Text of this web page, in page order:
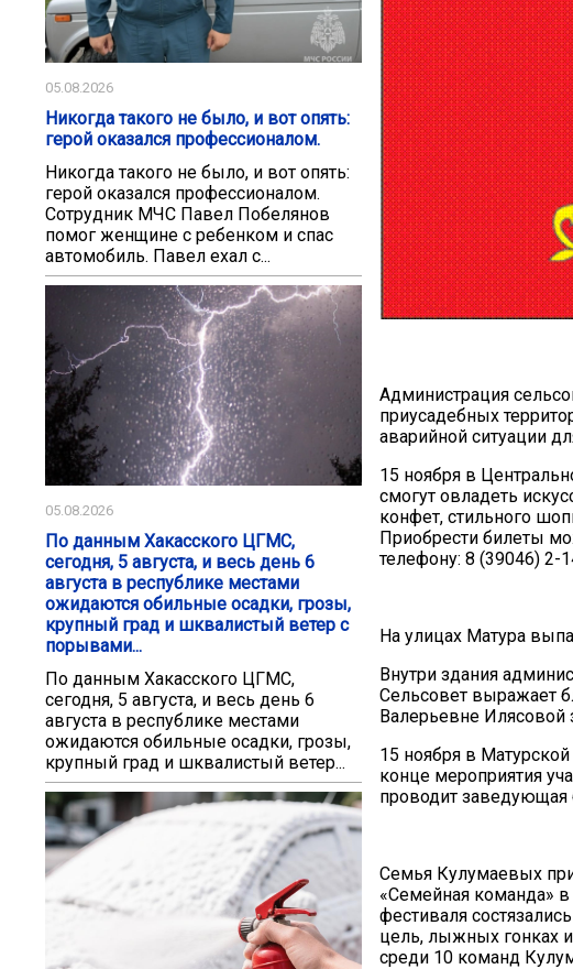
05.08.2026
Никогда такого не было, и вот опять:
герой оказался профессионалом.
Никогда такого не было, и вот опять:
герой оказался профессионалом.
Сотрудник МЧС Павел Побелянов
помог женщине с ребенком и спас
автомобиль. Павел ехал с...
05.08.2026
По данным Хакасского ЦГМС,
сегодня, 5 августа, и весь день 6
августа в республике местами
ожидаются обильные осадки, грозы,
крупный град и шквалистый ветер с
порывами...
По данным Хакасского ЦГМС,
сегодня, 5 августа, и весь день 6
августа в республике местами
ожидаются обильные осадки, грозы,
крупный град и шквалистый ветер...
Администрация
приусадебных
аварийной ситуации
15 ноября в
смогут овладеть
конфет, стильного
Приобрести билеты
телефону: 8 (39046) 2-
На улицах Матура
Внутри здания
Сельсовет выражает
Валерьевне Илясовой
15 ноября в Матурской
конце мероприятия
проводит заведующая
Семья Кулумаевых
«Семейная команда»
фестиваля
цель, лыжных гонках
среди 10 команд